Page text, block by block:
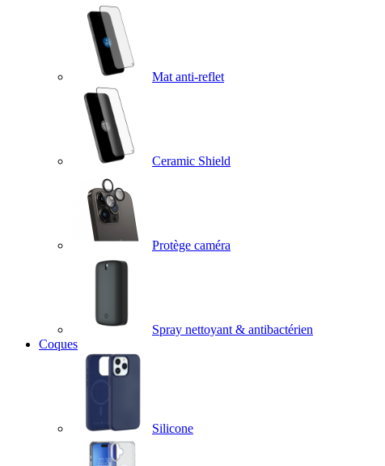
Mat anti-reflet
Ceramic Shield
Protège caméra
Spray nettoyant & antibactérien
Coques
Silicone